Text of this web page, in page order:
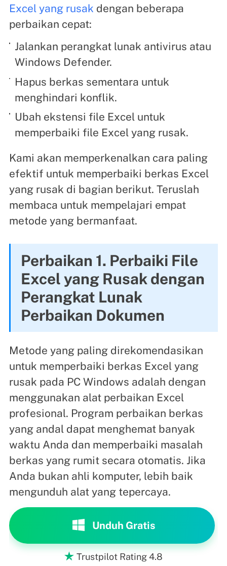
Excel yang rusak dengan beberapa
perbaikan cepat:
Jalankan perangkat lunak antivirus atau
Windows Defender.
Hapus berkas sementara untuk
menghindari konflik.
Ubah ekstensi file Excel untuk
memperbaiki file Excel yang rusak.
Kami akan memperkenalkan cara paling
efektif untuk memperbaiki berkas Excel
yang rusak di bagian berikut. Teruslah
membaca untuk mempelajari empat
metode yang bermanfaat.
Perbaikan 1. Perbaiki File
Excel yang Rusak dengan
Perangkat Lunak
Perbaikan Dokumen
Metode yang paling direkomendasikan
untuk memperbaiki berkas Excel yang
rusak pada PC Windows adalah dengan
menggunakan alat perbaikan Excel
profesional. Program perbaikan berkas
yang andal dapat menghemat banyak
waktu Anda dan memperbaiki masalah
berkas yang rumit secara otomatis. Jika
Anda bukan ahli komputer, lebih baik
mengunduh alat yang tepercaya.
Unduh Gratis
 Trustpilot Rating 4.8